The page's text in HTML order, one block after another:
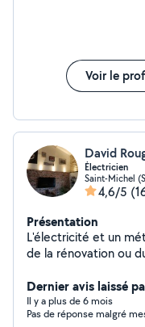
Voir le
David
Électricien
Saint-Michel
4,6/5
Présentation
L'électricité et un métier de
de la rénovation ou
effectue
et divers travaux , multi services !! a votre écoute et
tâche de répondre
Dernier avis laissé
Il y a plus de 6 mois
Pas de réponse malgré